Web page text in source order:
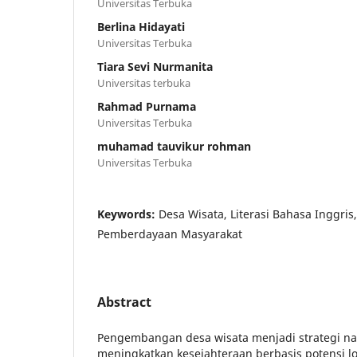
Universitas Terbuka
Berlina Hidayati
Universitas Terbuka
Tiara Sevi Nurmanita
Universitas terbuka
Rahmad Purnama
Universitas Terbuka
muhamad tauvikur rohman
Universitas Terbuka
Keywords: Desa Wisata, Literasi Bahasa
Pemberdayaan Masyarakat
Abstract
Pengembangan desa wisata menjadi strategi
meningkatkan kesejahteraan berbasis potensi